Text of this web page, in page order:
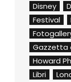
Disney
Festival
Gazzetta
Howard
Libri